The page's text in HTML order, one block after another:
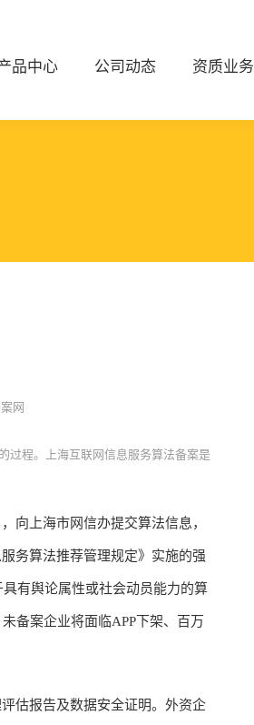
品中心 公司动态 资质业务
网
过程。上海互联网信息服务算法备案是
向上海市网信办提交算法信息，
务算法推荐管理规定》实施的强
有舆论属性或社会动员能力的算
备案企业将面临APP下架、百万
估报告及数据安全证明。外资企